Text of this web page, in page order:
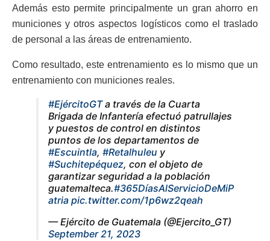
Además esto permite principalmente un gran ahorro en
municiones y otros aspectos logísticos como el traslado
de personal a las áreas de entrenamiento.
Como resultado, este entrenamiento es lo mismo que un
entrenamiento con municiones reales.
#EjércitoGTa través de la Cuarta
Brigada de Infantería efectuó patrullajes
y puestos de control en distintos
puntos de los departamentos de
#Escuintla, #Retalhuleu y
#Suchitepéquez, con el objeto de
garantizar seguridad a la población
guatemalteca.#365DíasAlServicioDeMiP
atria pic.twitter.com/1p6wz2qeah
— Ejército de Guatemala (@Ejercito_GT)
September 21, 2023